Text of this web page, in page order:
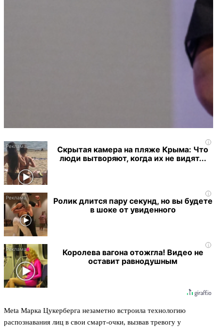
i
Скрытая камера на пляже Крыма: Что
люди вытворяют, когда их не видят...
i
Ролик длится пару секунд, но вы будете
в шоке от увиденного
i
Королева вагона отожгла! Видео не
оставит равнодушным
Meta Марка Цукерберга незаметно встроила технологию
распознавания лиц в свои смарт-очки, вызвав тревогу у